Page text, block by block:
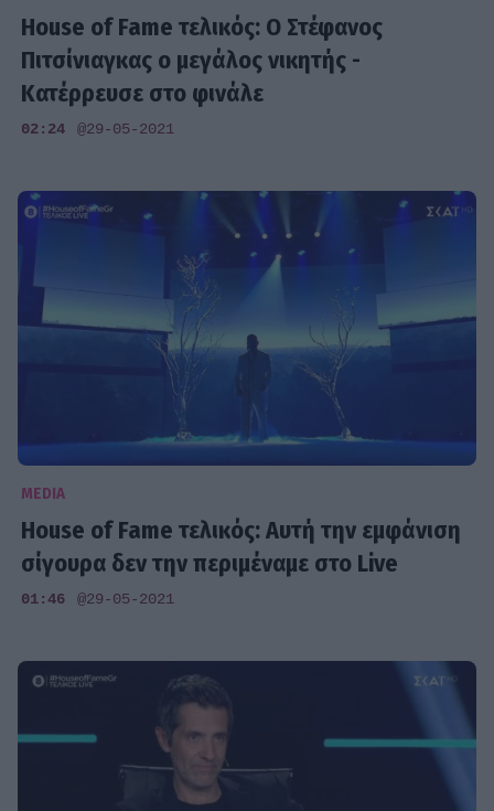
House of Fame τελικός: Ο Στέφανος
Πιτσίνιαγκας ο μεγάλος νικητής -
Κατέρρευσε στο φινάλε
02:24 @29-05-2021
MEDIA
House of Fame τελικός: Αυτή την εμφάνιση
σίγουρα δεν την περιμέναμε στο Live
01:46 @29-05-2021